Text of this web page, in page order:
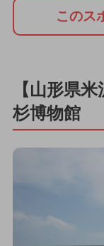
このス
【山形県
杉博物館